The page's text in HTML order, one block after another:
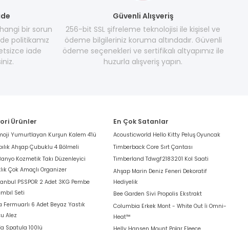
bir sorun
politikamız
iade
Güvenli Alışveriş
256-bit SSL şifreleme teknolojisi ile kişisel ve
ödeme bilgileriniz koruma altındadır. Güvenli
ödeme seçenekleri ve sertifikalı altyapımız ile
huzurla alışveriş yapın.
Ürünler
Yumurtlayan Kurşun Kalem 4'lü
Ahşap Çubuklu 4 Bölmeli
Kozmetik Takı Düzenleyici
Çok Amaçlı Organizer
PSSPOR 2 Adet 3KG Pembe
Seti
Fermuarlı 6 Adet Beyaz Yastık
Alez
Spatula 100lü
En Çok Satanlar
Acousticworld Hello Kitty Peluş Oyuncak
Timberback Core Sırt Çantası
Timberland Tdwgf2183201 Kol Saati
Ahşap Marin Deniz Feneri Dekoratif
Hediyelik
Bee Garden Sivi Propolis Ekstrakt
Columbia Erkek Mont - White Out İi Omni-
Heat™